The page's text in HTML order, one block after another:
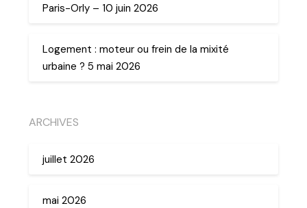
Paris-Orly – 10 juin 2026
Logement : moteur ou frein de la mixité
urbaine ? 5 mai 2026
ARCHIVES
juillet 2026
mai 2026